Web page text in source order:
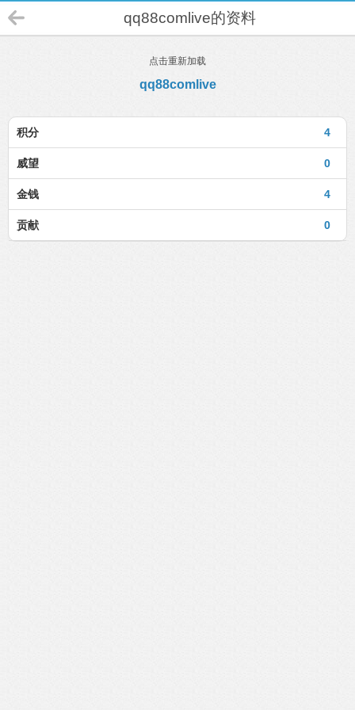
qq88comlive的资料
点击重新加载
qq88comlive
4
积分
0
威望
4
金钱
0
贡献